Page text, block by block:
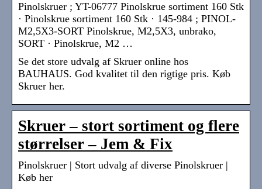
Pinolskruer ; YT-06777 Pinolskrue sortiment 160 Stk
· Pinolskrue sortiment 160 Stk · 145-984 ; PINOL-
M2,5X3-SORT Pinolskrue, M2,5X3, unbrako,
SORT · Pinolskrue, M2 …
Se det store udvalg af Skruer online hos
BAUHAUS. God kvalitet til den rigtige pris. Køb
Skruer her.
Skruer – stort sortiment og flere
størrelser – Jem & Fix
Pinolskruer | Stort udvalg af diverse Pinolskruer |
Køb her